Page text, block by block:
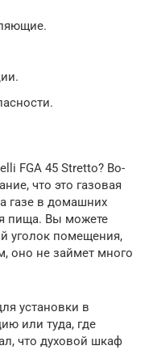
FGА 45 Stretto? Во-
что это газовая
газе в домашних
пища. Вы можете
уголок помещения,
оно не займет много
установки в
или туда, где
что духовой шкаф